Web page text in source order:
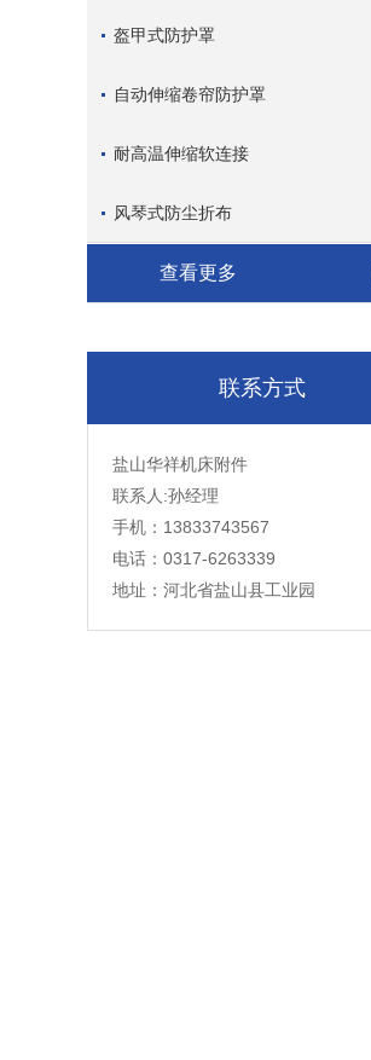
盔甲式防护罩
自动伸缩卷帘防护罩
耐高温伸缩软连接
风琴式防尘折布
查看更多
联系方式
盐山华祥机床附件
联系人:孙经理
手机：13833743567
电话：0317-6263339
地址：河北省盐山县工业园